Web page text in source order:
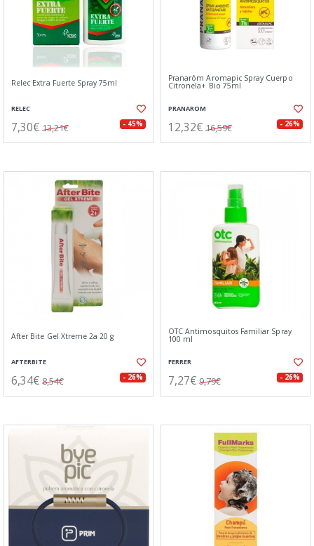
Relec Extra Fuerte Spray 75ml
RELEC
7,30€ 13,21€ - 45%
Pranarôm Aromapic Spray Cuerpo
Citronela+ Bio 75ml
PRANAROM
12,32€ 16,59€ - 26%
After Bite Gel Xtreme 2a 20 g
AFTERBITE
6,34€ 8,54€ - 26%
OTC Antimosquitos Familiar Spray
100 ml
FERRER
7,27€ 9,79€ - 26%